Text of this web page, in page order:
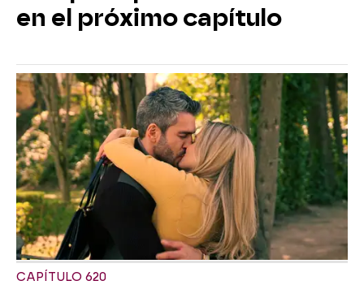
en el próximo capítulo
CAPÍTULO 620